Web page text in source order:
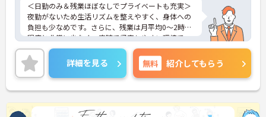
＜日勤のみ＆残業ほぼなしでプライベートも充実＞
夜勤がないため生活リズムを整えやすく、身体への
負担も少なめです。さらに、残業は月平均0～2時間
程度と非常に少なく、定時で帰宅しやすい環境で
す。
＜デジタル導入で「ケアに集中できる」環境＞
施設内では「デジタルケアシステム」を導入して業
務管理を行っています。介護現場で負担になりがち
な記録業務や情報共有をスムーズにすることで、業
務負担の軽減に努めています。
詳細を見る 無料 紹介してもらう